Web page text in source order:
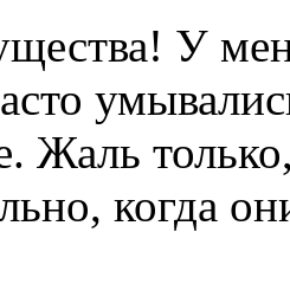
У
Жаль
когда